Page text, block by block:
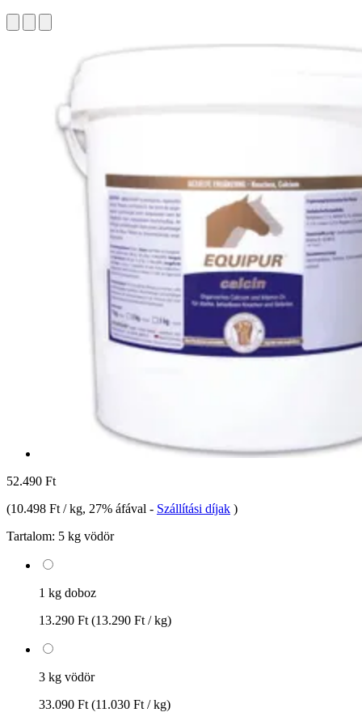
52.490 Ft
(10.498 Ft / kg, 27% áfával - Szállítási díjak )
Tartalom: 5 kg vödör
1 kg doboz
13.290 Ft (13.290 Ft / kg)
3 kg vödör
33.090 Ft (11.030 Ft / kg)